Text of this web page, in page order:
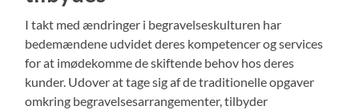
I takt med ændringer i begravelseskulturen har
bedemændene udvidet deres kompetencer og services
for at imødekomme de skiftende behov hos deres
kunder. Udover at tage sig af de traditionelle opgaver
omkring begravelsesarrangementer, tilbyder